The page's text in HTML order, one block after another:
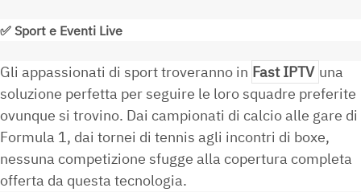
✅Sport e Eventi Live
Gli appassionati di sport troveranno in Fast IPTV una
soluzione perfetta per seguire le loro squadre preferite
ovunque si trovino. Dai campionati di calcio alle gare di
Formula 1, dai tornei di tennis agli incontri di boxe,
nessuna competizione sfugge alla copertura completa
offerta da questa tecnologia.